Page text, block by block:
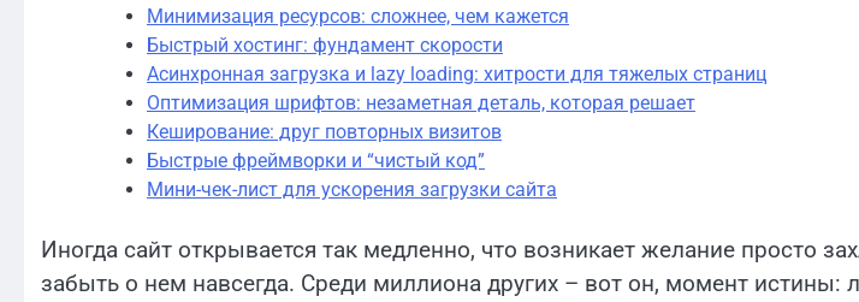
Минимизация ресурсов: сложнее, чем кажется
Быстрый хостинг: фундамент скорости
Асинхронная загрузка и lazy loading: хитрости для тяжелых страниц
Оптимизация шрифтов: незаметная деталь, которая решает
Кеширование: друг повторных визитов
Быстрые фреймворки и “чистый код”
Мини-чек-лист для ускорения загрузки сайта
Иногда сайт открывается так медленно, что возникает желание просто
забыть о нем навсегда. Среди миллиона других – вот он, момент истины: